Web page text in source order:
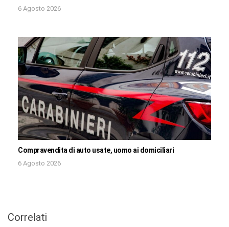
6 Agosto 2026
Compravendita di auto usate, uomo ai domiciliari
6 Agosto 2026
Correlati